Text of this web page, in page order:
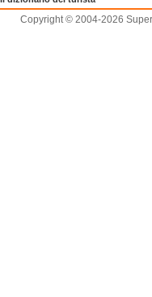
Copyright © 2004-2026